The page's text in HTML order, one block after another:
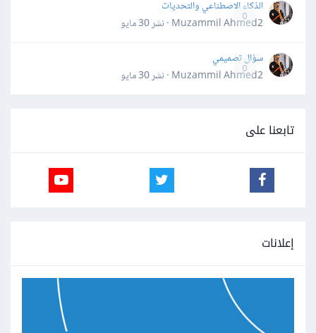
0
الذكاء الاصطناعي والتحديات
Muzammil Ahmed2 · نشر
30 مايو
0
سؤال تصميمي
Muzammil Ahmed2 · نشر
30 مايو
تابعنا على
إعلانات